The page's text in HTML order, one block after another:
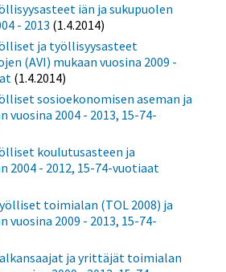
iän ja sukupuolen
- 2013 (1.4.2014)
ja työllisyysasteet
(AVI) mukaan vuosina 2009 -
(1.4.2014)
sosioekonomisen aseman ja
vuosina 2004 - 2013, 15-74-
koulutusasteen ja
2004 - 2012, 15-74-vuotiaat
toimialan (TOL 2008) ja
vuosina 2009 - 2013, 15-74-
ja yrittäjät toimialan